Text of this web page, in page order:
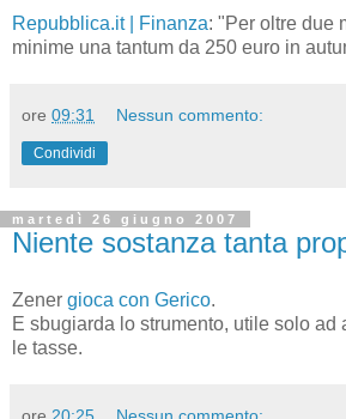
Repubblica.it | Finanza: "Per oltre due
minime una tantum da 250 euro in
ore 09:31 Nessun commento:
Condividi
martedì 26 giugno 2007
Niente sostanza tanta
Zener gioca con Gerico.
E sbugiarda lo strumento, utile solo ad
le tasse.